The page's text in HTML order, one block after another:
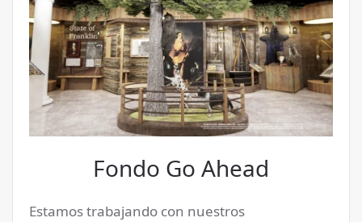
Fondo Go Ahead
Estamos trabajando con nuestros